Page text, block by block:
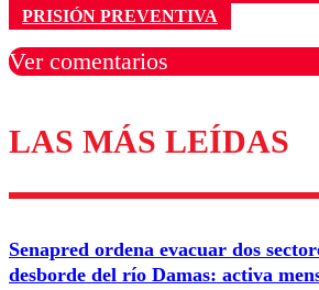
PRISIÓN PREVENTIVA
Ver comentarios
Los comentarios son moderados
diálogo respetuoso.
Correo
LAS MÁS LEÍDAS
Senapred ordena evacuar dos
desborde del río Damas: activa